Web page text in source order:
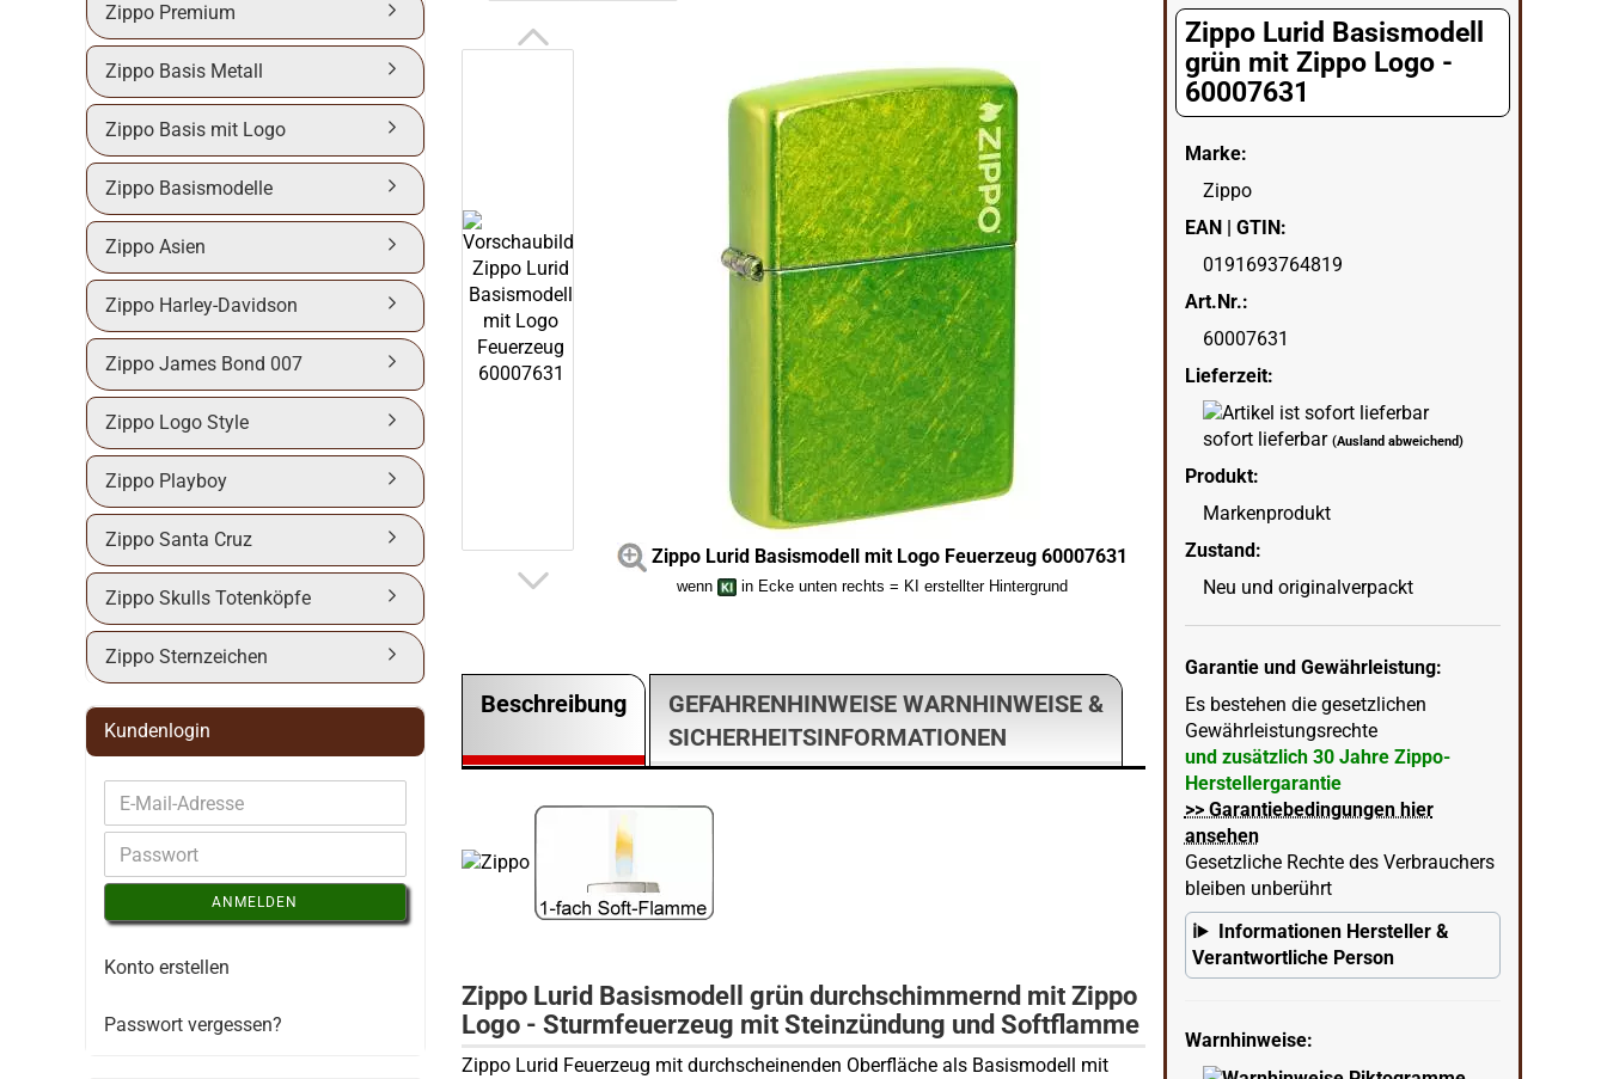
Zippo Lurid Basismodell mit Logo Feuerzeug 60007631
wenn in Ecke unten rechts = KI erstellter Hintergrund
Zippo Lurid Basismodell mit Logo Feuerzeug
wenn in Ecke unten rechts = KI erstellter
Zippo Lurid Basismodell
grün mit Zippo Logo -
60007631
Marke:
Zippo
EAN | GTIN:
0191693764819
Art.Nr.:
60007631
Lieferzeit:
sofort lieferbar (Ausland abweichend)
Produkt:
Markenprodukt
Zustand:
Neu und originalverpackt
Garantie und Gewährleistung:
Es bestehen die gesetzlichen
Gewährleistungsrechte
und zusätzlich 30 Jahre Zippo-
Herstellergarantie
>> Garantiebedingungen hier
ansehen
Gesetzliche Rechte des Verbrauchers
bleiben unberührt
Informationen Hersteller &
Verantwortliche Person
Warnhinweise:
Beschreibung
GEFAHRENHINWEISE WARNHINWEISE &
SICHERHEITSINFORMATIONEN
Zippo Lurid Basismodell grün durchschimmernd mit Zippo
Logo - Sturmfeuerzeug mit Steinzündung und Softflamme
Zippo Lurid Feuerzeug mit durchscheinenden Oberfläche als Basismodell mit
Zippo Premium
Zippo Basis Metall
Zippo Basis mit Logo
Zippo Basismodelle
Zippo Asien
Zippo Harley-Davidson
Zippo James Bond 007
Zippo Logo Style
Zippo Playboy
Zippo Santa Cruz
Zippo Skulls Totenköpfe
Zippo Sternzeichen
Kundenlogin
ANMELDEN
Konto erstellen
Passwort vergessen?